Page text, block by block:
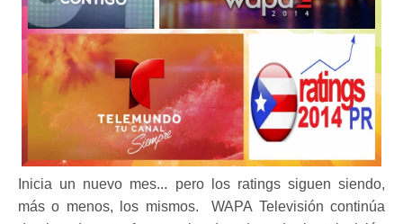
Inicia un nuevo mes... pero los ratings siguen siendo,
más o menos, los mismos. WAPA Televisión continúa